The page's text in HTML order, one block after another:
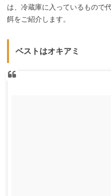
は、冷蔵庫に入っているもので
餌をご紹介します。
ベストはオキアミ